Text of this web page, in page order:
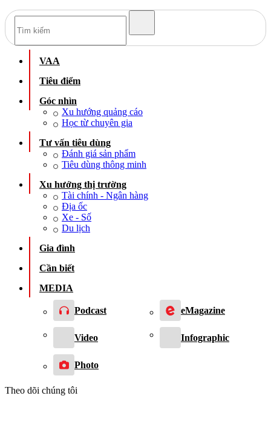
VAA
Tiêu điểm
Góc nhìn
Xu hướng quảng cáo
Học từ chuyên gia
Tư vấn tiêu dùng
Đánh giá sản phẩm
Tiêu dùng thông minh
Xu hướng thị trường
Tài chính - Ngân hàng
Địa ốc
Xe - Số
Du lịch
Gia đình
Cần biết
MEDIA
Podcast eMagazine
Video Infographic
Photo
Theo dõi chúng tôi